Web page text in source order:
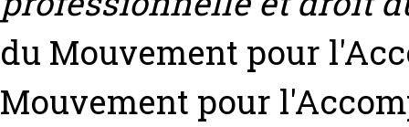
du Mouvement pour
Mouvement pour